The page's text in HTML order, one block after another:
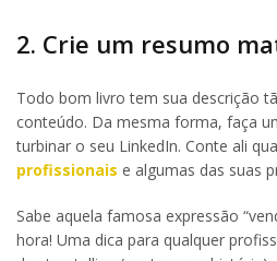
2. Crie um resumo
Todo bom livro tem sua descrição
conteúdo. Da mesma forma, faça
turbinar o seu LinkedIn. Conte ali
profissionais e algumas das suas
Sabe aquela famosa expressão
hora! Uma dica para qualquer